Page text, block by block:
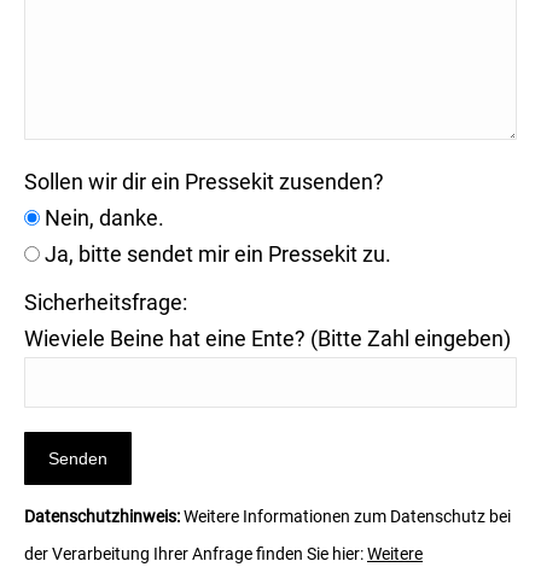
Sollen wir dir ein Pressekit zusenden?
Nein, danke.
Ja, bitte sendet mir ein Pressekit zu.
Sicherheitsfrage:
Wieviele Beine hat eine Ente? (Bitte Zahl eingeben)
Datenschutzhinweis:Weitere Informationen zum Datenschutz bei
der Verarbeitung Ihrer Anfrage finden Sie hier:Weitere